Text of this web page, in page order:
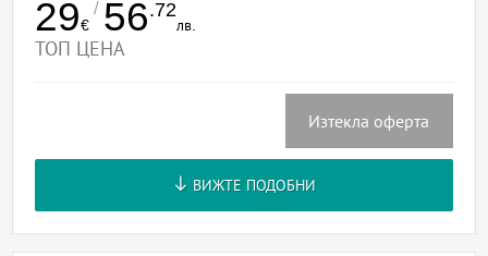
29€
/ 56.72
лв.
ТОП ЦЕНА
Изтекла оферта
ВИЖТЕ ПОДОБНИ